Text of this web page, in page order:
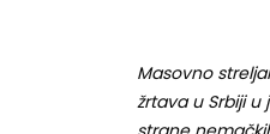
Masovno
žrtava u Srbiji u